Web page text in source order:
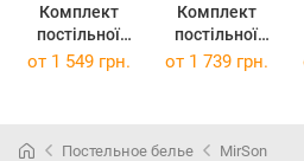
Комплект
постільної
білизни Бязь
Комплект
постільної
білизни Бязь
от 1 549 грн. от 1 739 грн.
Постельное белье MirSon